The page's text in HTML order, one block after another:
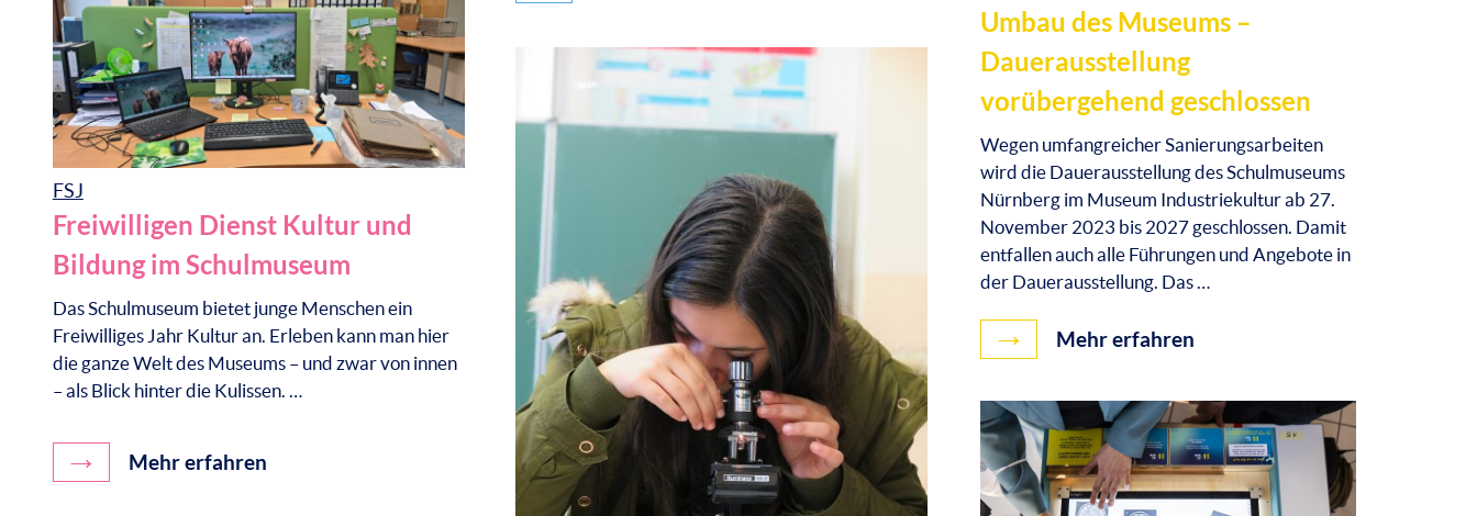
FSJ
Freiwilligen Dienst Kultur und
Bildung im Schulmuseum
Das Schulmuseum bietet junge Menschen ein
Freiwilliges Jahr Kultur an. Erleben kann man hier
die ganze Welt des Museums – und zwar von innen
– als Blick hinter die Kulissen. …
→ Mehr erfahren
Umbau des Museums –
Dauerausstellung
vorübergehend geschlossen
Wegen umfangreicher Sanierungsarbeiten
wird die Dauerausstellung des Schulmuseums
Nürnberg im Museum Industriekultur ab 27.
November 2023 bis 2027 geschlossen. Damit
entfallen auch alle Führungen und Angebote in
der Dauerausstellung. Das …
→ Mehr erfahren